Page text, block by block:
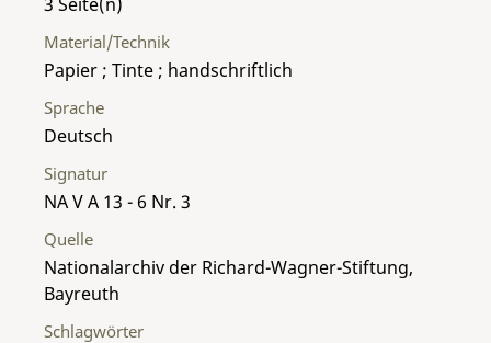
Material/Technik
Papier ; Tinte ; handschriftlich
Sprache
Deutsch
Signatur
NA V A 13 - 6 Nr. 3
Quelle
Nationalarchiv der Richard-Wagner-Stiftung,
Bayreuth
Schlagwörter